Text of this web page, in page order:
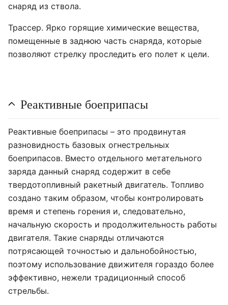
снаряд из ствола.
Трассер. Ярко горящие химические вещества,
помещенные в заднюю часть снаряда, которые
позволяют стрелку проследить его полет к цели.
Реактивные боеприпасы
Реактивные боеприпасы – это продвинутая
разновидность базовых огнестрельных
боеприпасов. Вместо отдельного метательного
заряда данный снаряд содержит в себе
твердотопливный ракетный двигатель. Топливо
создано таким образом, чтобы контролировать
время и степень горения и, следовательно,
начальную скорость и продолжительность работы
двигателя. Такие снаряды отличаются
потрясающей точностью и дальнобойностью,
поэтому использование движителя гораздо более
эффективно, нежели традиционный способ
стрельбы.